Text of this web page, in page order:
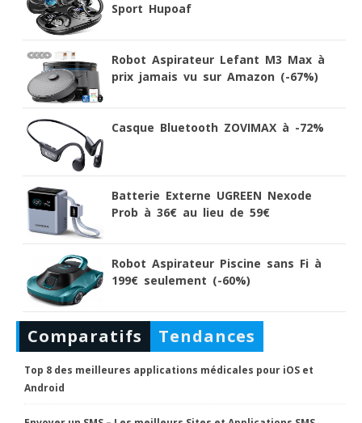
Sport Hupoaf
Robot Aspirateur Lefant M3 Max à
prix jamais vu sur Amazon (-67%)
Casque Bluetooth ZOVIMAX à -72%
Batterie Externe UGREEN Nexode
Prob à 36€ au lieu de 59€
Robot Aspirateur Piscine sans Fi à
199€ seulement (-60%)
Comparatifs Tendances
Top 8 des meilleures applications médicales pour iOS et
Android